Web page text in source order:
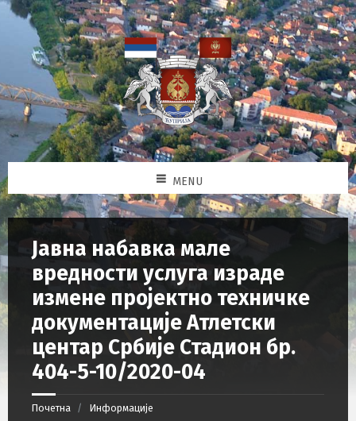
MENU
Јавна набавка мале
вредности услуга израде
измене пројектно техничке
документације Атлетски
центар Србије Стадион бр.
404-5-10/2020-04
Почетна Информације